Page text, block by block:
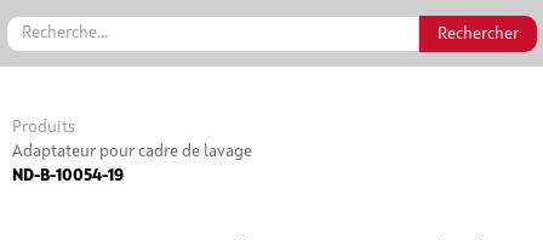
Produits
Adaptateur pour cadre de lavage
ND-B-10054-19